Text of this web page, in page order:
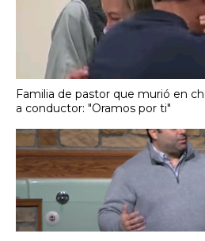
Familia de pastor que murió en
a conductor: "Oramos por ti"